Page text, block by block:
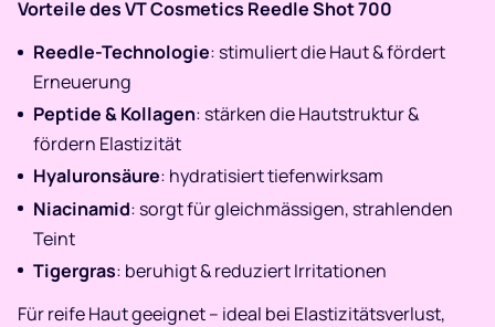
Vorteile des VT Cosmetics Reedle Shot 700
Reedle-Technologie: stimuliert die Haut & fördert
Erneuerung
Peptide & Kollagen: stärken die Hautstruktur &
fördern Elastizität
Hyaluronsäure: hydratisiert tiefenwirksam
Niacinamid: sorgt für gleichmässigen, strahlenden
Teint
Tigergras: beruhigt & reduziert Irritationen
Für reife Haut geeignet – ideal bei Elastizitätsverlust,